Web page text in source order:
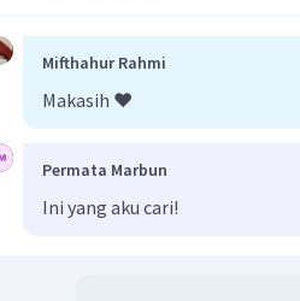
Mifthahur Rahmi
Makasih ❤️
Permata Marbun
Ini yang aku cari!